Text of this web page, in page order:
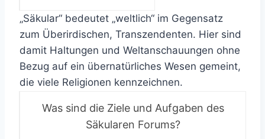
„Säkular“ bedeutet „weltlich“ im Gegensatz
zum Überirdischen, Transzendenten. Hier sind
damit Haltungen und Weltanschauungen ohne
Bezug auf ein übernatürliches Wesen gemeint,
die viele Religionen kennzeichnen.
Was sind die Ziele und Aufgaben des
Säkularen Forums?